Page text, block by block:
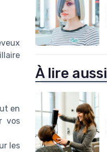
en
vos
les
À lire aussi